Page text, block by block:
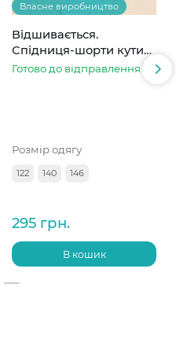
Власне виробництво
Відшивається.
Спідниця-шорти кутик
сіра в смужку
Готово до відправлення
Розмір одягу
122 140 146
295 грн.
В кошик